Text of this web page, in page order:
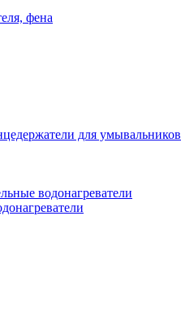
фена
для умывальников
водонагреватели